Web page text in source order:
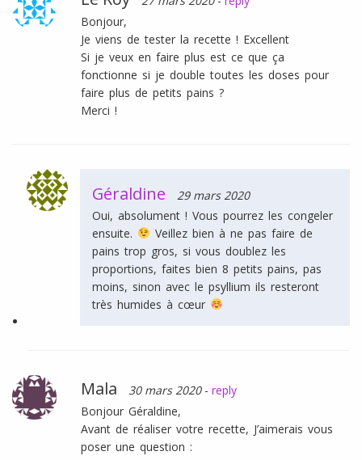
Bonjour,
Je viens de tester la recette ! Excellent
Si je veux en faire plus est ce que ça
fonctionne si je double toutes les doses pour
faire plus de petits pains ?
Merci !
Géraldine
29 mars 2020
Oui, absolument ! Vous pourrez les congeler
ensuite.
Veillez bien à ne pas faire de
pains trop gros, si vous doublez les
proportions, faites bien 8 petits pains, pas
moins, sinon avec le psyllium ils resteront
très humides à cœur
Mala 30 mars 2020 - reply
Bonjour Géraldine,
Avant de réaliser votre recette, J’aimerais vous
poser une question :